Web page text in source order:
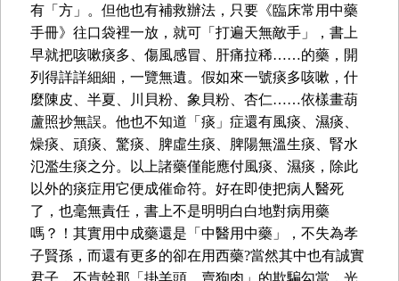
有「方」。但他也有補救辦法，只要《臨床常用中藥
手冊》往口袋裡一放，就可「打遍天無敵手」，書上
早就把咳嗽痰多、傷風感冒、肝痛拉稀……的藥，開
列得詳詳細細，一覽無遺。假如來一號痰多咳嗽，什
麼陳皮、半夏、川貝粉、象貝粉、杏仁……依樣畫葫
蘆照抄無誤。他也不知道「痰」症還有風痰、濕痰、
燥痰、頑痰、驚痰、脾虛生痰、脾陽無溫生痰、腎水
氾濫生痰之分。以上諸藥僅能應付風痰、濕痰，除此
以外的痰症用它便成催命符。好在即使把病人醫死
了，也毫無責任，書上不是明明白白地對病用藥
嗎？！其實用中成藥還是「中醫用中藥」，不失為孝
子賢孫，而還有更多的卻在用西藥?當然其中也有誠實